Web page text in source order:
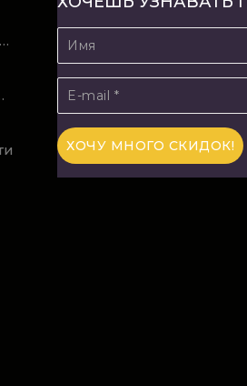
Подарочные карты и сервисы Spotify, YouTube, Discord, Netflix, Steam (мгновенная доставка)
магазине)